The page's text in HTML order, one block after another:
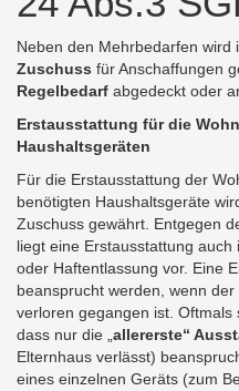
Neben den Mehrbedarfen wird
Zuschuss für Anschaffungen
Regelbedarf abgedeckt oder
Erstausstattung für die
Haushaltsgeräten
Für die Erstausstattung der
benötigten Haushaltsgeräte
Zuschuss gewährt. Entgegen
liegt eine Erstausstattung auch
oder Haftentlassung vor. Eine
beansprucht werden, wenn
verloren gegangen ist. Oftmals
dass nur die „allererste“
Elternhaus verlässt)
eines einzelnen Geräts (zum